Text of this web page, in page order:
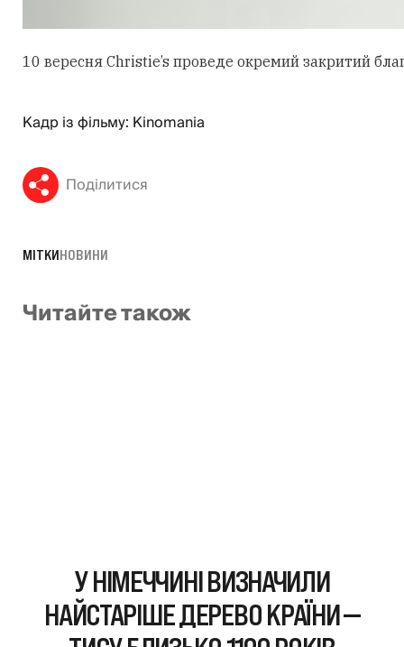
10 вересня Christie’s проведе окремий закритий
Кадр із фільму: Kinomania
Поділитися
МІТКИНОВИНИ
Читайте також
У НІМЕЧЧИНІ ВИЗНАЧИЛИ
НАЙСТАРІШЕ ДЕРЕВО КРАЇНИ —